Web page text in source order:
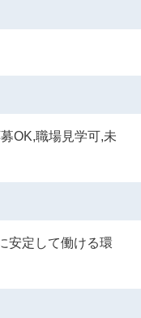
OK,職場見学可,未
安定して働ける環